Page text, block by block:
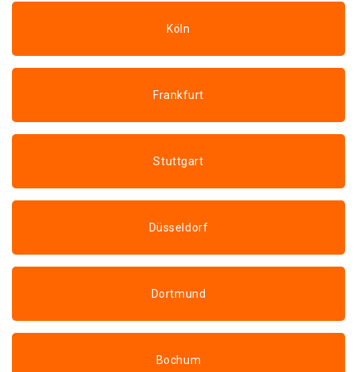
Köln
Frankfurt
Stuttgart
Düsseldorf
Dortmund
Bochum